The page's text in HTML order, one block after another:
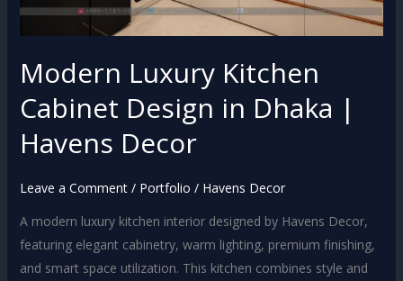
Modern Luxury Kitchen
Cabinet Design in Dhaka |
Havens Decor
Leave a Comment / Portfolio / Havens Decor
A modern luxury kitchen interior designed by Havens Decor,
featuring elegant cabinetry, warm lighting, premium finishing,
and smart space utilization. This kitchen combines style and
Decor